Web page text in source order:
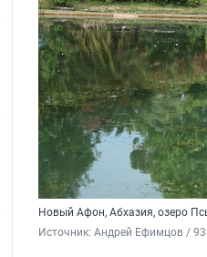
Новый Афон, Абхазия, озеро
Источник: Андрей Ефимцов /